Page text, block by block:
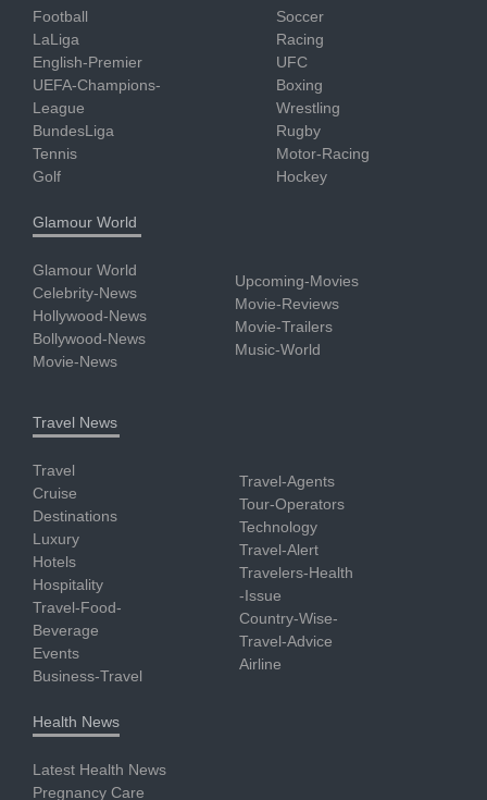
Football
LaLiga
English-Premier
UEFA-Champions-
League
BundesLiga
Tennis
Golf
Soccer
Racing
UFC
Boxing
Wrestling
Rugby
Motor-Racing
Hockey
Glamour World
Glamour World
Celebrity-News
Hollywood-News
Bollywood-News
Movie-News
Upcoming-Movies
Movie-Reviews
Movie-Trailers
Music-World
Travel News
Travel
Cruise
Destinations
Luxury
Hotels
Hospitality
Travel-Food-
Beverage
Events
Business-Travel
Travel-Agents
Tour-Operators
Technology
Travel-Alert
Travelers-Health
-Issue
Country-Wise-
Travel-Advice
Airline
Health News
Latest Health News
Pregnancy Care